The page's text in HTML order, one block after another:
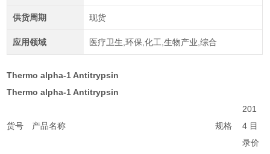
供货周期 现货
应用领域 医疗卫生,环保,化工,生物产业,综合
Thermo alpha-1 Antitrypsin
Thermo alpha-1 Antitrypsin
货号 产品名称 规格
201
4 目
录价